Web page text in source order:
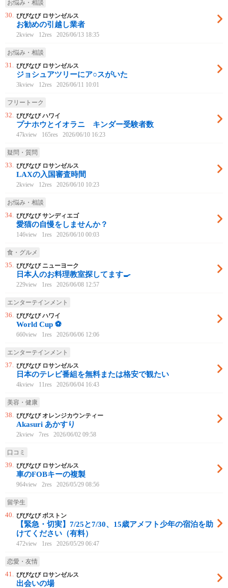
お悩み・相談
30. びびなび ロサンゼルス
お勧めの引越し業者
2kview 12res 2026/06/13 18:35
お悩み・相談
31. びびなび ロサンゼルス
ジョシュアツリーにア○スがいた
3kview 12res 2026/06/11 10:01
フリートーク
32. びびなび ハワイ
プナホウとイオラニ キンダー受験者数
47kview 165res 2026/06/10 16:23
疑問・質問
33. びびなび ロサンゼルス
LAXの入国審査時間
2kview 12res 2026/06/10 10:23
お悩み・相談
34. びびなび サンディエゴ
愛猫の自慢をしませんか？
146view 1res 2026/06/10 00:03
食・グルメ
35. びびなび ニューヨーク
日本人のお料理教室探してます🍳
229view 1res 2026/06/08 12:57
エンターテインメント
36. びびなび ハワイ
World Cup ⚽️
660view 1res 2026/06/06 12:06
エンターテインメント
37. びびなび ロサンゼルス
日本のテレビ番組を無料または格安で観たい
4kview 11res 2026/06/04 16:43
美容・健康
38. びびなび オレンジカウンティー
Akasuri あかすり
2kview 7res 2026/06/02 09:58
口コミ
39. びびなび ロサンゼルス
車のFOBキーの複製
964view 2res 2026/05/29 08:56
留学生
40. びびなび ボストン
【緊急・切実】7/25と7/30、15歳アメフト少年の宿泊を助
けてください（有料）
472view 1res 2026/05/29 06:47
恋愛・友情
41. びびなび ロサンゼルス
出会いの場